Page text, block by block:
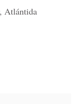
Atlántida